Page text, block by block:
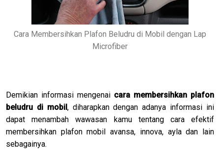
Cara Membersihkan Plafon Beludru di Mobil dengan Lap
Microfiber
Demikian informasi mengenai cara membersihkan plafon
beludru di mobil, diharapkan dengan adanya informasi ini
dapat menambah wawasan kamu tentang cara efektif
membersihkan plafon mobil avansa, innova, ayla dan lain
sebagainya.